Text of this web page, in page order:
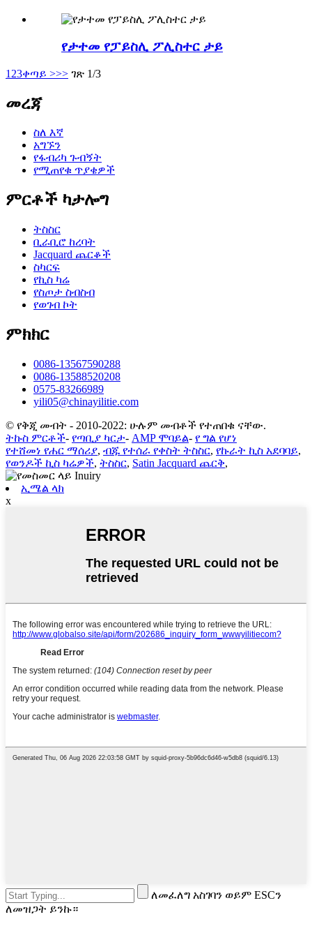
የታተመ የፓይስሊ ፖሊስተር ታይ
1 23ቀጣይ >>> ገጽ 1/3
መረጃ
ስለ እኛ
አግኙን
የፋብሪካ ጉብኝት
የሚጠየቁ ጥያቄዎች
ምርቶች ካታሎግ
ትስስር
ቢራቢሮ ከረባት
Jacquard ጨርቆች
ስካርፍ
የኪስ ካሬ
የስጦታ ስብስብ
የወገብ ኮት
ምክክር
0086-13567590288
0086-13588520208
0575-83266989
yili05@chinayilitie.com
© የቅጂ መብት - 2010-2022: ሁሉም መብቶች የተጠበቁ ናቸው.
ትኩስ ምርቶች- የጣቢያ ካርታ- AMP ሞባይል- የ ግል የሆነ
የተሸመነ የሐር ማሰሪያ, ብጁ የተሰራ የቀስት ትስስር, የኩራት ኪስ አደባባይ,
የወንዶች ኪስ ካሬዎች, ትስስር, Satin Jacquard ጨርቅ,
ኢሜል ላክ
x
ለመፈለግ አስገባን ወይም ESCን
ለመዝጋት ይንኩ።